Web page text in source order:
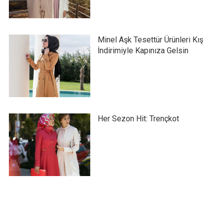
Minel Aşk Tesettür Ürünleri Kış
İndirimiyle Kapınıza Gelsin
Her Sezon Hit: Trençkot